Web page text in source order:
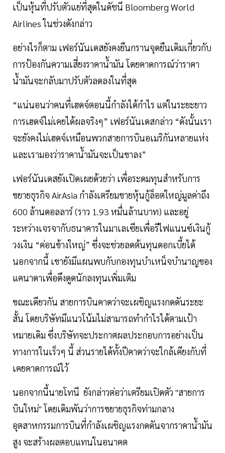
เป็นหุ้นที่ปรับตัวแย่ที่สุดในดัชนี Bloomberg World
Airlines ในช่วงดังกล่าว
อย่างไรก็ตาม เฟอร์นันเดสยังคงยืนกรานจุดยืนเดิมเกี่ยวกับ
การป้องกันความเสี่ยงราคาน้ำมัน โดยคาดการณ์ว่าราคา
น้ำมันจะกลับมาปรับตัวลดลงในที่สุด
“แน่นอนว่าคนที่เฮดจ์ตอนนี้กำลังได้กำไร แต่ในระยะยาว
การเฮดจ์ไม่เคยได้ผลจริงๆ” เฟอร์นันเดสกล่าว “ดังนั้นเรา
จะยังคงไม่เฮดจ์เหมือนพวกสายการบินอเมริกันหลายแห่ง
และเรามองว่าราคาน้ำมันจะเป็นขาลง”
เฟอร์นันเดสยังเปิดเผยด้วยว่า เพื่อระดมทุนสำหรับการ
ขยายธุรกิจ AirAsia กำลังเตรียมขายหุ้นกู้ล็อตใหญ่มูลค่าถึง
600 ล้านดอลลาร์ (ราว 1.93 หมื่นล้านบาท) และอยู่
ระหว่างเจรจากับธนาคารในมาเลเซียเพื่อรีไฟแนนซ์เงินกู้
วงเงิน “ค่อนข้างใหญ่” ซึ่งจะช่วยลดต้นทุนดอกเบี้ยได้
นอกจากนี้ เขายังมีแผนพบกับกองทุนบำเหน็จบำนาญของ
แคนาดาเพื่อดึงดูดนักลงทุนเพิ่มเติม
ขณะเดียวกัน สายการบินคาดว่าจะเผชิญแรงกดดันระยะ
สั้น โดยบริษัทมีแนวโน้มไม่สามารถทำกำไรได้ตามเป้า
หมายเดิม ซึ่งบริษัทจะประกาศผลประกอบการอย่างเป็น
ทางการในเร็วๆ นี้ ส่วนรายได้ทั้งปีคาดว่าจะใกล้เคียงกับที่
เคยคาดการณ์ไว้
นอกจากนี้นายโทนี ยังกล่าวต่อว่าเตรียมเปิดตัว "สายการ
บินใหม่" โดยเดิมพันว่าการขยายธุรกิจท่ามกลาง
อุตสาหกรรมการบินที่กำลังเผชิญแรงกดดันจากราคาน้ำมัน
สูง จะสร้างผลตอบแทนในอนาคต